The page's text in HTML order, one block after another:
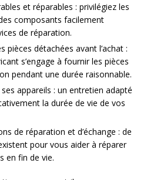
et réparables : privilégiez les
composants facilement
de réparation.
pièces détachées avant l’achat :
s’engage à fournir les pièces
pendant une durée raisonnable.
appareils : un entretien adapté
la durée de vie de vos
de réparation et d’échange : de
pour vous aider à réparer
en fin de vie.